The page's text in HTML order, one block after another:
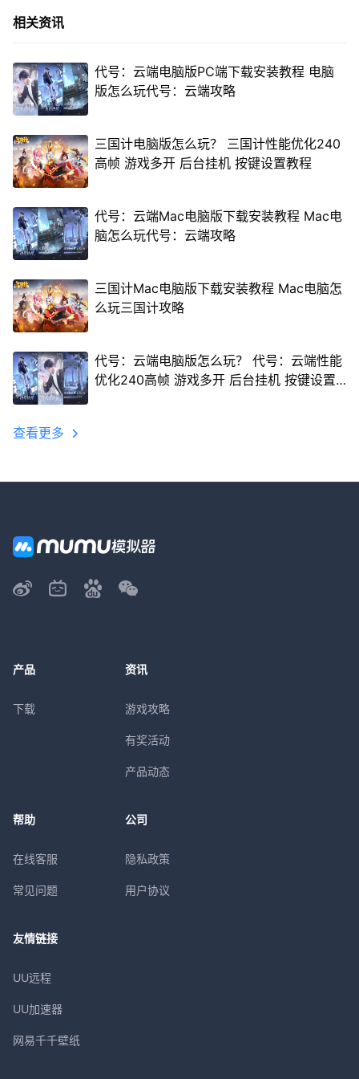
相关资讯
代号：云端电脑版PC端下载安装教程 电脑
版怎么玩代号：云端攻略
三国计电脑版怎么玩？ 三国计性能优化240
高帧 游戏多开 后台挂机 按键设置教程
代号：云端Mac电脑版下载安装教程 Mac电
脑怎么玩代号：云端攻略
三国计Mac电脑版下载安装教程 Mac电脑怎
么玩三国计攻略
代号：云端电脑版怎么玩？ 代号：云端性能
优化240高帧 游戏多开 后台挂机 按键设置
查看更多
产品
下载
资讯
游戏攻略
有奖活动
产品动态
帮助
在线客服
常见问题
公司
隐私政策
用户协议
友情链接
UU远程
UU加速器
网易千千壁纸